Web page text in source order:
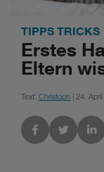
TIPPS TRICKS
Erstes
Eltern
Text: Christoph | 24.
Link des Blogs